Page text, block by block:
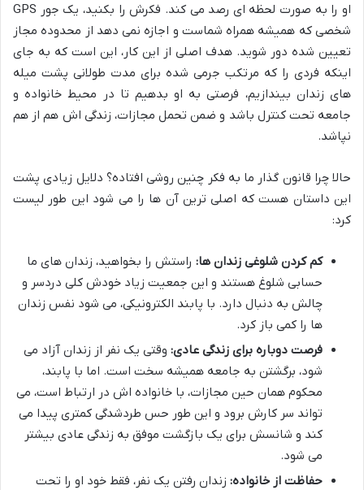
او را به صورت لحظه ای رصد می کند. فکرش را بکنید، یک جور GPS
شخصی که همیشه همراه شماست و اجازه نمی دهد از محدوده مجاز
تعیین شده دور شوید. هدف اصلی از این کار، این است که به جای
اینکه فردی را که مرتکب جرمی شده برای مدت طولانی پشت میله
های زندان بیندازیم، فرصتی به او بدهیم تا در محیط خانواده و
جامعه تحت کنترل باشد و ضمن تحمل مجازات، زندگی اش هم از هم
نپاشد.
حالا چرا قانون گذار ما به فکر چنین روشی افتاده؟ دلایل زیادی پشت
این داستان هست که اصلی ترین آن ها را می شود این طور لیست
کرد:
کم کردن شلوغی زندان ها: راستش را بخواهید، زندان های ما
حسابی شلوغ هستند و این جمعیت زیاد خودش کلی دردسر و
چالش به دنبال دارد. با پابند الکترونیکی، می شود نفس زندان
ها را کمی باز کرد.
فرصت دوباره برای زندگی عادی: وقتی یک نفر از زندان آزاد می
شود، برگشتن به جامعه همیشه سخت است. اما با پابند،
محکوم همان حین مجازات، با خانواده اش در ارتباط است، می
تواند سر کارش برود و این طور حس طردشدگی کمتری پیدا می
کند و شانسش برای یک بازگشت موفق به زندگی عادی بیشتر
می شود.
حفاظت از خانواده: زندان رفتن یک نفر، فقط خود او را تحت